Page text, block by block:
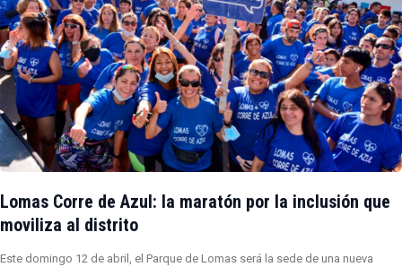
Lomas Corre de Azul: la maratón por la inclusión que
moviliza al distrito
Este domingo 12 de abril, el Parque de Lomas será la sede de una nueva